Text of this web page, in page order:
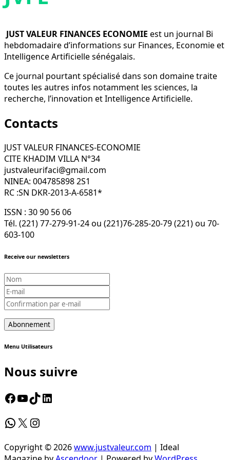
JUST VALEUR FINANCES ECONOMIE est un journal Bi
hebdomadaire d’informations sur Finances, Economie et
Intelligence Artificielle sénégalais.
Ce journal pourtant spécialisé dans son domaine traite
toutes les autres infos notamment les sciences, la
recherche, l’innovation et Intelligence Artificielle.
Contacts
JUST VALEUR FINANCES-ECONOMIE
CITE KHADIM VILLA N°34
justvaleurifaci@gmail.com
NINEA: 004785898 2S1
RC :SN DKR-2013-A-6581*
ISSN : 30 90 56 06
Tél. (221) 77-279-91-24 ou (221)76-285-20-79 (221) ou 70-
603-100
Receive our newsletters
Menu Utilisateurs
Nous suivre
Facebook
YouTube
TikTokLinkedIn
WhatsApp
X Instagram
Copyright © 2026www.justvaleur.com | Ideal